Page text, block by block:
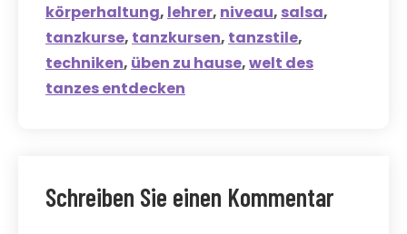
körperhaltung, lehrer, niveau, salsa,
tanzkurse, tanzkursen, tanzstile,
techniken, üben zu hause,welt des
tanzes entdecken
Schreiben Sie einen Kommentar